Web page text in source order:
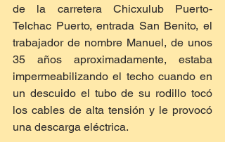
de la carretera Chicxulub Puerto-
Telchac Puerto, entrada San Benito, el
trabajador de nombre Manuel, de unos
35 años aproximadamente, estaba
impermeabilizando el techo cuando en
un descuido el tubo de su rodillo tocó
los cables de alta tensión y le provocó
una descarga eléctrica.